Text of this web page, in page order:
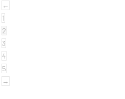
←
1
2
3
4
5
→